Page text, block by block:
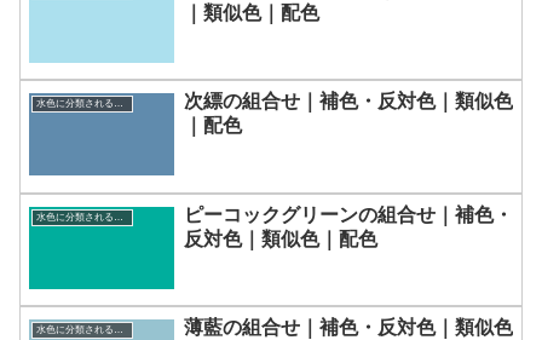
｜類似色｜配色
水色に分類される色一覧
次縹の組合せ｜補色・反対色｜類似色
｜配色
ピーコックグリーンの組合せ｜補色・
反対色｜類似色｜配色
水色に分類される色一覧
薄藍の組合せ｜補色・反対色｜類似色